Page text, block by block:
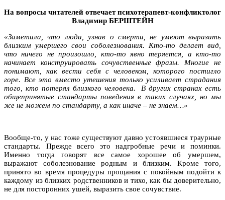
На вопросы читателей отвечает психотерапевт-конфликтолог
Владимир БЕРШТЕЙН
«Заметила, что люди, узнав о смерти, не умеют выразить
близким умершего свои соболезнования. Кто-то делает вид,
что ничего не произошло, кто-то явно теряется, а кто-то
начинает конструировать сочувственные фразы. Многие не
понимают, как вести себя с человеком, которого постигло
горе. Все это вместо утешения только усиливает страдания
того, кто потерял близкого человека. В других странах есть
общепринятые стандарты поведения в таких случаях, но мы
же не можем по стандарту, а как иначе – не знаем…»
Вообще-то, у нас тоже существуют давно устоявшиеся траурные
стандарты. Прежде всего это надгробные речи и поминки.
Именно тогда говорят все самое хорошее об умершем,
выражают соболезнование родным и близким. Кроме того,
принято во время процедуры прощания с покойным подойти к
каждому из близких родственников и тихо, как бы доверительно,
не для посторонних ушей, выразить свое сочувствие.